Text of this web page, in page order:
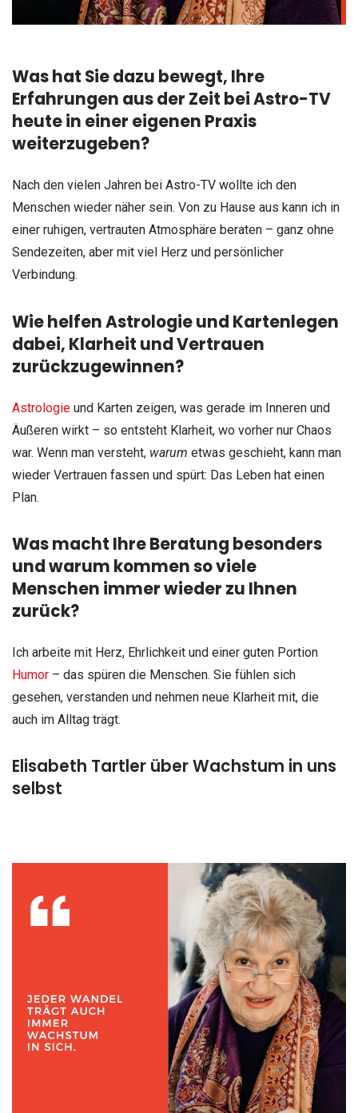
Was hat Sie dazu bewegt, Ihre
Erfahrungen aus der Zeit bei Astro-TV
heute in einer eigenen Praxis
weiterzugeben?
Nach den vielen Jahren bei Astro-TV wollte ich den
Menschen wieder näher sein. Von zu Hause aus kann ich in
einer ruhigen, vertrauten Atmosphäre beraten – ganz ohne
Sendezeiten, aber mit viel Herz und persönlicher
Verbindung.
Wie helfen Astrologie und Kartenlegen
dabei, Klarheit und Vertrauen
zurückzugewinnen?
Astrologie und Karten zeigen, was gerade im Inneren und
Äußeren wirkt – so entsteht Klarheit, wo vorher nur Chaos
war. Wenn man versteht, warum etwas geschieht, kann man
wieder Vertrauen fassen und spürt: Das Leben hat einen
Plan.
Was macht Ihre Beratung besonders
und warum kommen so viele
Menschen immer wieder zu Ihnen
zurück?
Ich arbeite mit Herz, Ehrlichkeit und einer guten Portion
Humor – das spüren die Menschen. Sie fühlen sich
gesehen, verstanden und nehmen neue Klarheit mit, die
auch im Alltag trägt.
Elisabeth Tartler über Wachstum in uns
selbst